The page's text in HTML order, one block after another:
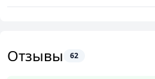
Отзывы 62